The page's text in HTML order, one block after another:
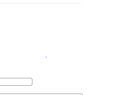
Ver disponibilidade